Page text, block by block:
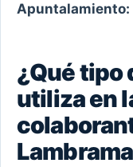
Apuntalamiento:
¿Qué tipo
utiliza en